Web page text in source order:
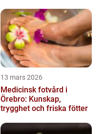
13 mars 2026
Medicinsk fotvård i
Örebro: Kunskap,
trygghet och friska fötter